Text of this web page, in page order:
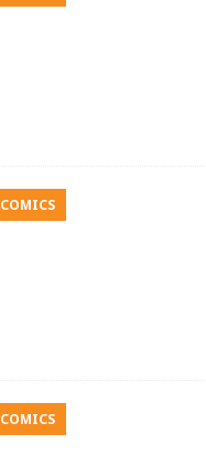
COMICS
COMICS